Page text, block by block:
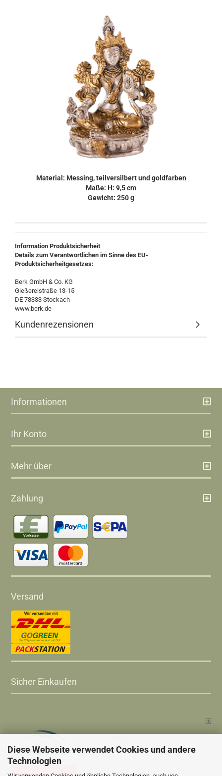
Diese Webseite verwendet Cookies und andere
Technologien
Material: Messing, teilversilbert und goldfarben
Maße: H: 9,5 cm
Gewicht: 250 g
Information Produktsicherheit
Details zum Verantwortlichen im Sinne des EU-
Produktsicherheitgesetzes:
Berk GmbH & Co. KG
Gießereistraße 13-15
DE 78333 Stockach
www.berk.de
Kundenrezensionen
Informationen
Ihr Konto
Mehr über
Zahlung
Versand
Sicher Einkaufen